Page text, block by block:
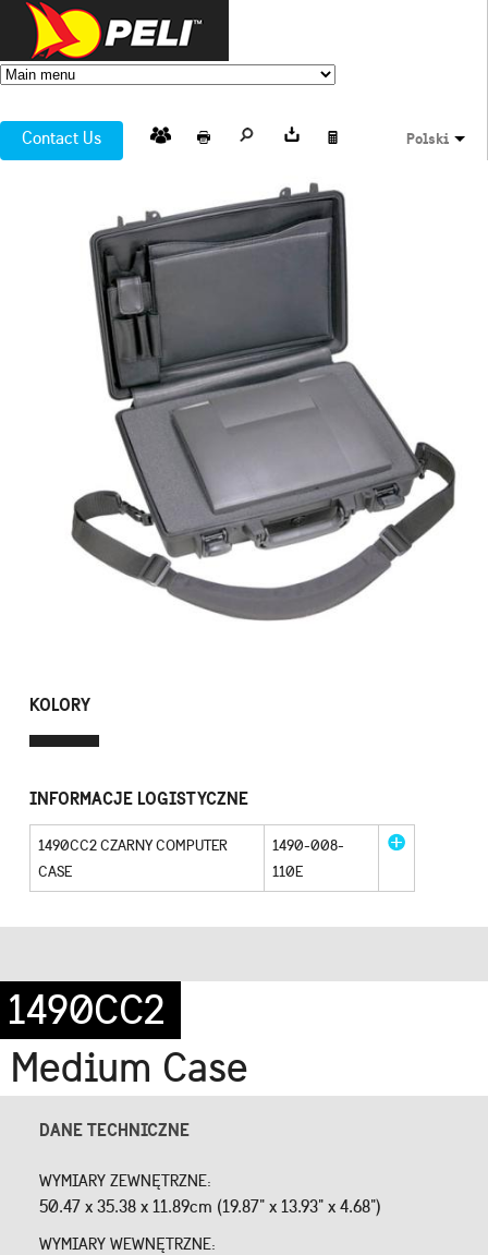
Contact Us Polski
KOLORY
INFORMACJE LOGISTYCZNE
1490CC2 CZARNY COMPUTER
CASE
1490-008-
110E
1490CC2
Medium Case
DANE TECHNICZNE
WYMIARY ZEWNĘTRZNE:
50.47 x 35.38 x 11.89cm (19.87" x 13.93" x 4.68")
WYMIARY WEWNĘTRZNE: